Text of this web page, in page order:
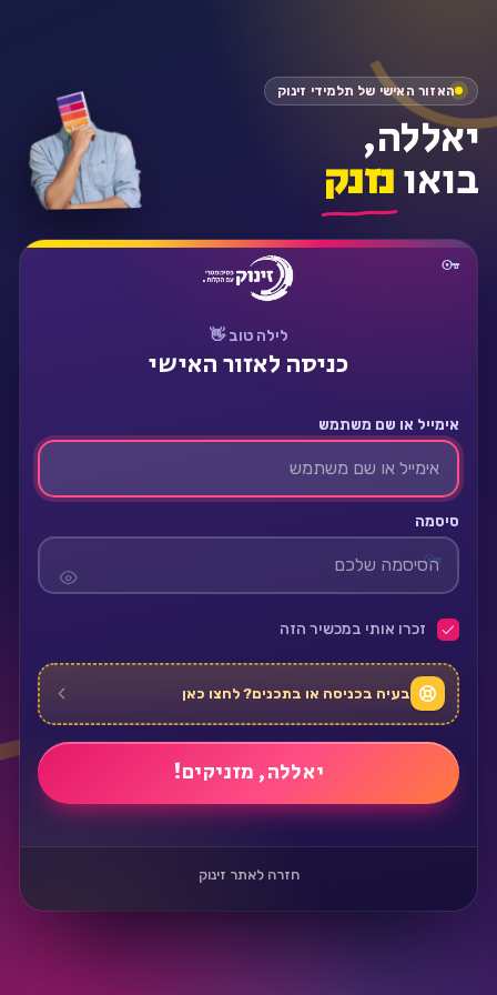
לילה טוב 👋
כניסה לאזור האישי
אימייל או שם משתמש
סיסמה
זכרו אותי במכשיר הזה
בעיה בכניסה או בתכנים? לחצו כאן
חזרה לאתר זינוק
האזור האישי של תלמידי זינוק
יאללה,
בואונזנק